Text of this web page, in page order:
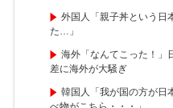
外国人「親子丼という日
た…」
海外「なんてこった！」
差に海外が大騒ぎ
韓国人「我が国の方が日